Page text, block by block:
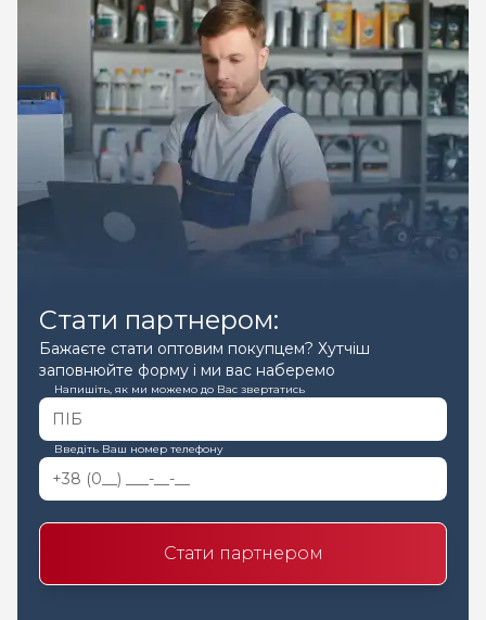
Стати партнером:
Бажаєте стати оптовим покупцем? Хутчіш
заповнюйте форму і ми вас наберемо
Напишіть, як ми можемо до Вас звертатись
Введіть Ваш номер телефону
Стати партнером